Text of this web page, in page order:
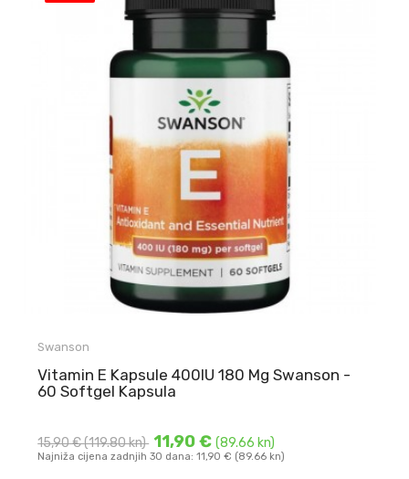
Swanson
Vitamin E Kapsule 400IU 180 Mg Swanson -
60 Softgel Kapsula
15,90 €(119.80 kn) 11,90 €(89.66 kn)
Najniža cijena zadnjih 30 dana: 11,90 € (89.66 kn)